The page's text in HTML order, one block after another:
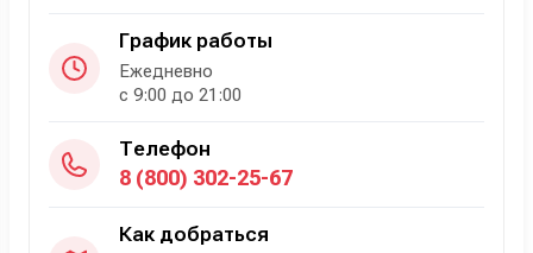
График работы
Ежедневно
с 9:00 до 21:00
Телефон
8 (800) 302-25-67
Как добраться